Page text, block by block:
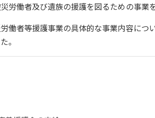
労働者及び遺族の援護を図るための事業を
働者等援護事業の具体的な事業内容につい
。